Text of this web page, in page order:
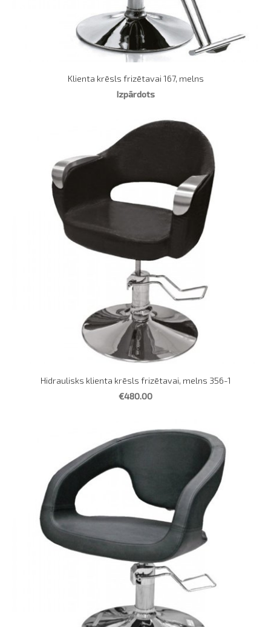
Klienta krēsls frizētavai 167, melns
Izpārdots
Hidraulisks klienta krēsls frizētavai, melns 356-1
€480.00